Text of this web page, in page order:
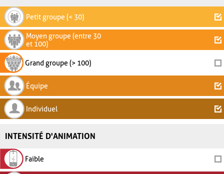
Petit groupe (< 30)
Moyen groupe (entre 30
et 100)
Grand groupe (> 100)
Équipe
Individuel
INTENSITÉ D'ANIMATION
Faible